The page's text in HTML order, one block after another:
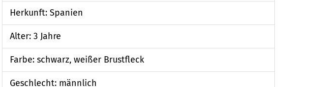
Herkunft: Spanien
Alter: 3 Jahre
Farbe: schwarz, weißer Brustfleck
Geschlecht: männlich